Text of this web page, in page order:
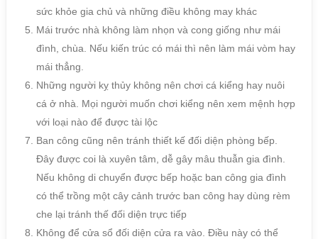
sức khỏe gia chủ và những điều không may khác
Mái trước nhà không làm nhọn và cong giống như mái
đình, chùa. Nếu kiến trúc có mái thì nên làm mái vòm hay
mái thẳng.
Những người kỵ thủy không nên chơi cá kiểng hay nuôi
cá ở nhà. Mọi người muốn chơi kiểng nên xem mệnh hợp
với loại nào để được tài lộc
Ban công cũng nên tránh thiết kế đối diện phòng bếp.
Đây được coi là xuyên tâm, dễ gây mâu thuẫn gia đình.
Nếu không di chuyển được bếp hoặc ban công gia đình
có thể trồng một cây cảnh trước ban công hay dùng rèm
che lại tránh thế đối diện trực tiếp
Không để cửa sổ đối diện cửa ra vào. Điều này có thể